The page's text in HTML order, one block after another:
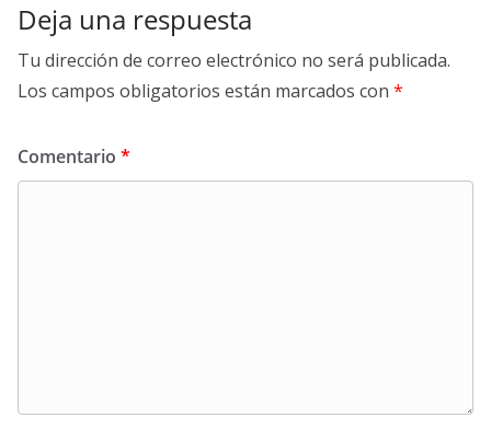
Deja una respuesta
Tu dirección de correo electrónico no será publicada.
Los campos obligatorios están marcados con *
Comentario *